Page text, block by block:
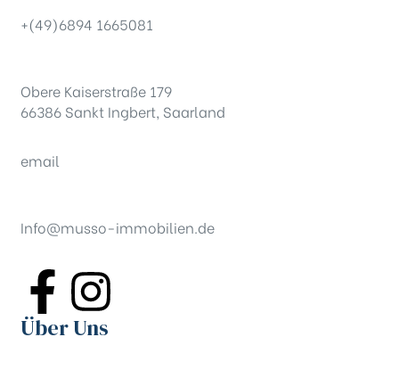
+(49)6894 1665081
Obere Kaiserstraße 179
66386 Sankt Ingbert, Saarland
email
Info@musso-immobilien.de
Über Uns